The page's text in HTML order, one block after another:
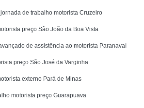
de trabalho motorista Cruzeiro
preço São João da Boa Vista
de assistência ao motorista Paranavaí
preço São José da Varginha
externo Pará de Minas
motorista preço Guarapuava